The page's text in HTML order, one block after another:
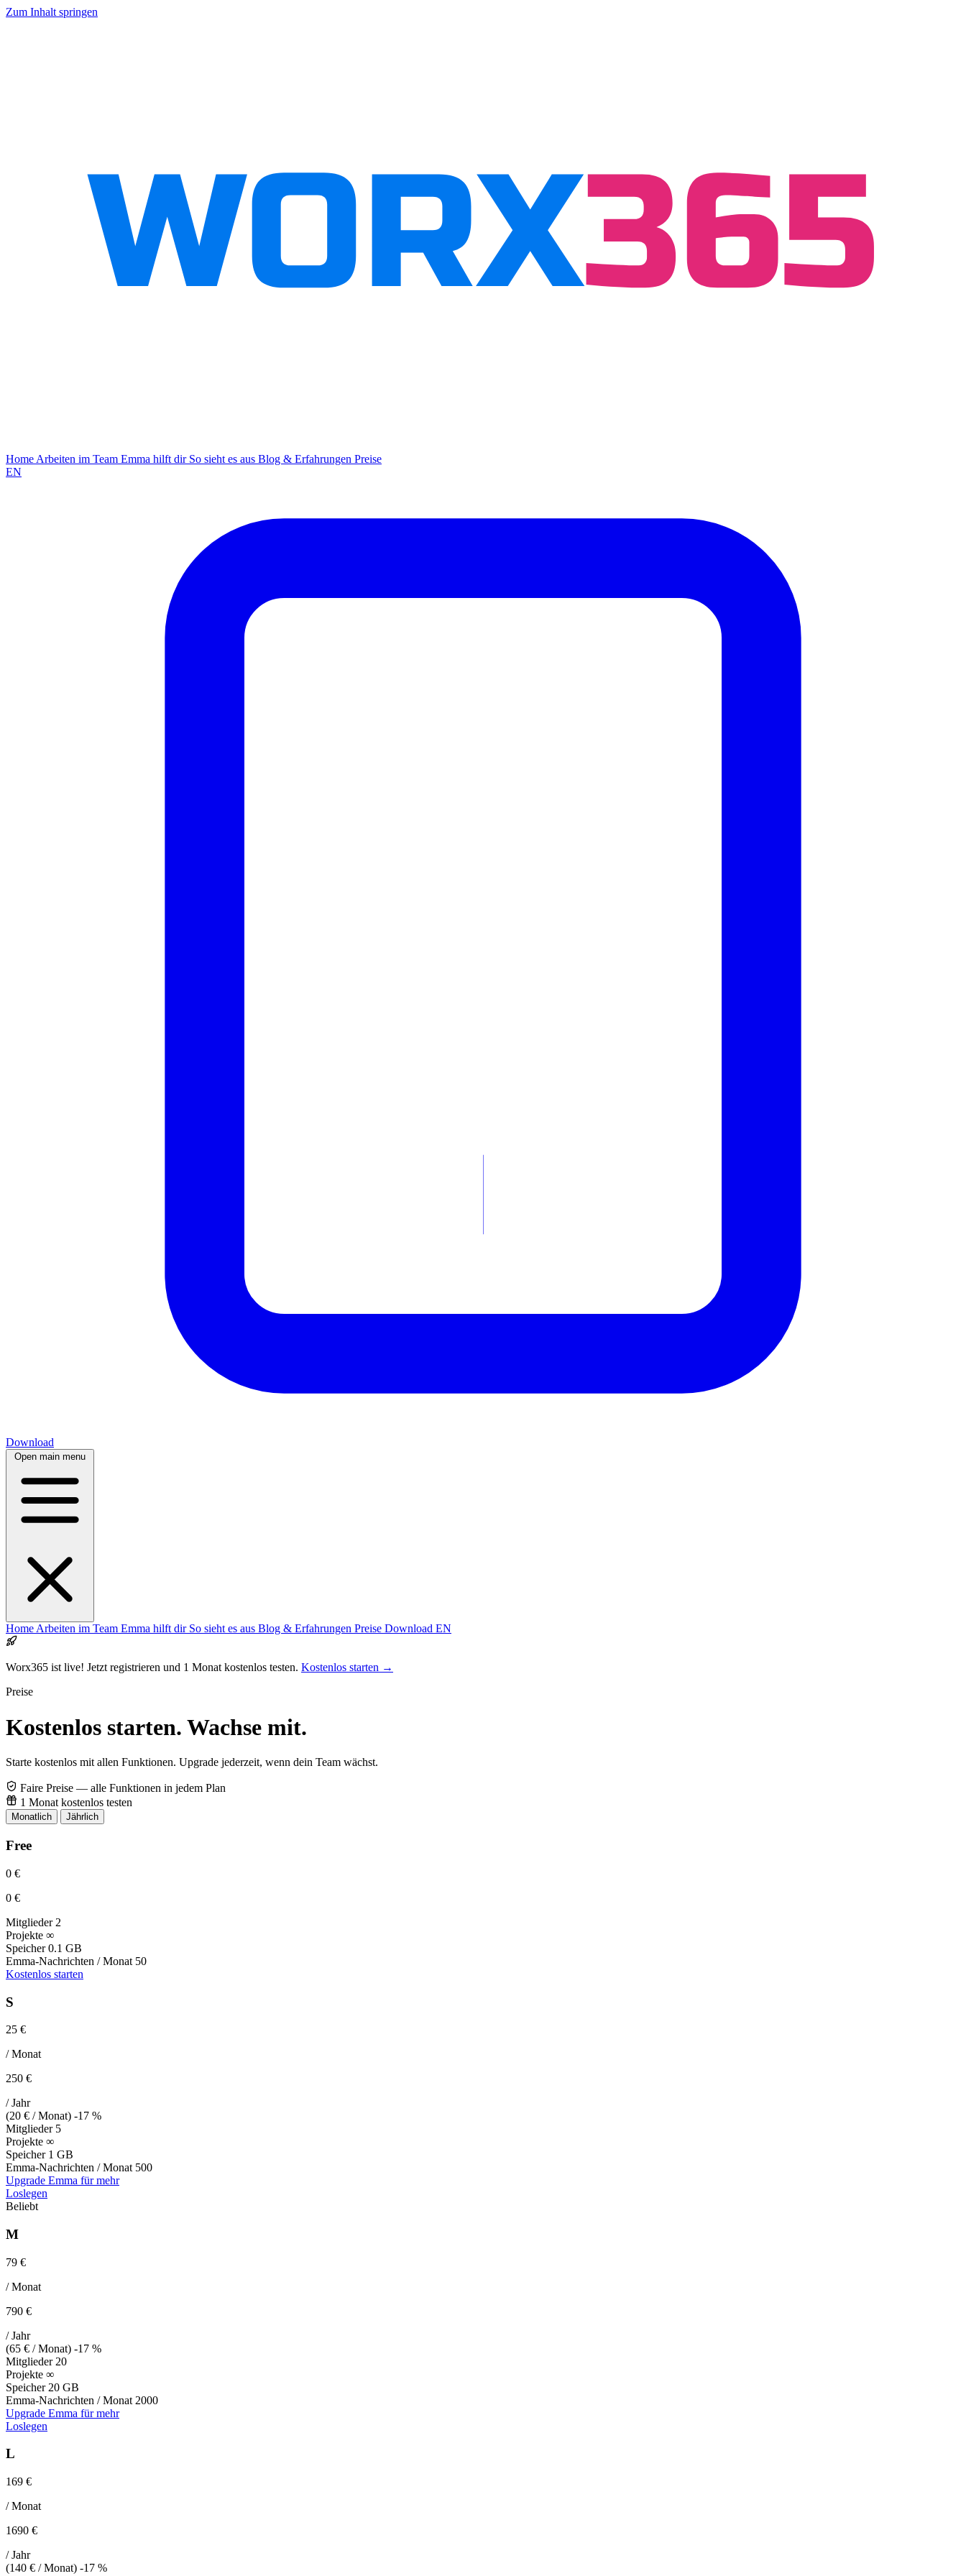
Zum Inhalt springen
HomeArbeiten im Team Emma hilft dir So sieht es aus Blog & Erfahrungen Preise
EN
Download
Open main menu
HomeArbeiten im Team Emma hilft dir So sieht es aus Blog & Erfahrungen Preise Download EN
Worx365 ist live! Jetzt registrieren und 1 Monat kostenlos testen. Kostenlos starten →
Preise
Kostenlos starten. Wachse mit.
Starte kostenlos mit allen Funktionen. Upgrade jederzeit, wenn dein Team wächst.
Faire Preise — alle Funktionen in jedem Plan
1 Monat kostenlos testen
Monatlich Jährlich
Free
0 €
0 €
Mitglieder 2
Projekte ∞
Speicher0.1 GB
Emma-Nachrichten / Monat 50
Kostenlos starten
S
25 €
/ Monat
250 €
/ Jahr
(20 € / Monat) -17 %
Mitglieder 5
Projekte ∞
Speicher 1 GB
Emma-Nachrichten / Monat 500
Upgrade Emma für mehr
Loslegen
Beliebt
M
79 €
/ Monat
790 €
/ Jahr
(65 € / Monat) -17 %
Mitglieder 20
Projekte ∞
Speicher 20 GB
Emma-Nachrichten / Monat 2000
Upgrade Emma für mehr
Loslegen
L
169 €
/ Monat
1690 €
/ Jahr
(140 € / Monat) -17 %